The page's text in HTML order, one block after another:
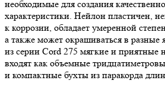
необходимые для создания
характеристики. Нейлон пластичен,
к коррозии, обладает умеренной
а также может окрашиваться в
из серии Cord 275 мягкие и
входят как объемные
и компактные бухты из паракорда